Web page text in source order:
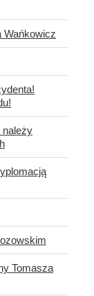
Wańkowicz
należy
Tomasza